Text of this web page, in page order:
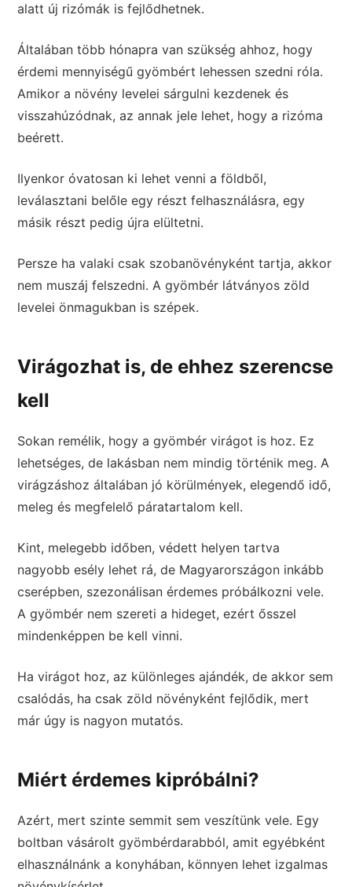
alatt új rizómák is fejlődhetnek.
Általában több hónapra van szükség ahhoz, hogy
érdemi mennyiségű gyömbért lehessen szedni róla.
Amikor a növény levelei sárgulni kezdenek és
visszahúzódnak, az annak jele lehet, hogy a rizóma
beérett.
Ilyenkor óvatosan ki lehet venni a földből,
leválasztani belőle egy részt felhasználásra, egy
másik részt pedig újra elültetni.
Persze ha valaki csak szobanövényként tartja, akkor
nem muszáj felszedni. A gyömbér látványos zöld
levelei önmagukban is szépek.
Virágozhat is, de ehhez szerencse
kell
Sokan remélik, hogy a gyömbér virágot is hoz. Ez
lehetséges, de lakásban nem mindig történik meg. A
virágzáshoz általában jó körülmények, elegendő idő,
meleg és megfelelő páratartalom kell.
Kint, melegebb időben, védett helyen tartva
nagyobb esély lehet rá, de Magyarországon inkább
cserépben, szezonálisan érdemes próbálkozni vele.
A gyömbér nem szereti a hideget, ezért ősszel
mindenképpen be kell vinni.
Ha virágot hoz, az különleges ajándék, de akkor sem
csalódás, ha csak zöld növényként fejlődik, mert
már úgy is nagyon mutatós.
Miért érdemes kipróbálni?
Azért, mert szinte semmit sem veszítünk vele. Egy
boltban vásárolt gyömbérdarabból, amit egyébként
elhasználnánk a konyhában, könnyen lehet izgalmas